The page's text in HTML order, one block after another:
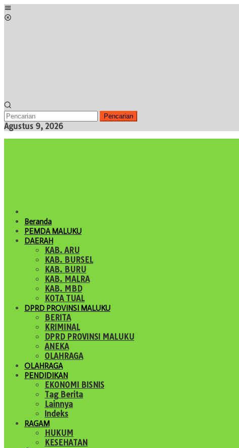
Loncat
ke
Pencarian
Agustus 9, 2026
Beranda
PEMDA MALUKU
DAERAH
KAB. ARU
KAB. BURSEL
KAB. BURU
KAB. MALRA
KAB. MBD
KOTA TUAL
DPRD PROVINSI MALUKU
BERITA
KRIMINAL
DPRD PROVINSI MALUKU
ANEKA
OLAHRAGA
OLAHRAGA
PENDIDIKAN
EKONOMI BISNIS
Tag Berita
Lainnya
Indeks
RAGAM
HUKUM
KESEHATAN